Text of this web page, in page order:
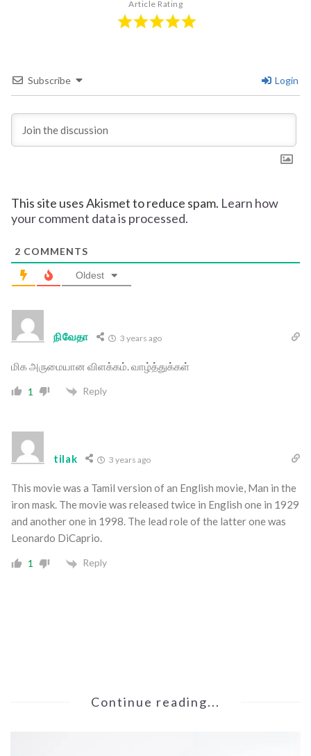
Article Rating
Subscribe Login
This site uses Akismet to reduce spam. Learn how
your comment data is processed.
2 COMMENTS
Oldest
நிவேதா 3 years ago
மிக அருமையான விளக்கம். வாழ்த்துக்கள்
1 Reply
tilak 3 years ago
This movie was a Tamil version of an English movie, Man in the
iron mask. The movie was released twice in English one in 1929
and another one in 1998. The lead role of the latter one was
Leonardo DiCaprio.
1 Reply
Continue reading...